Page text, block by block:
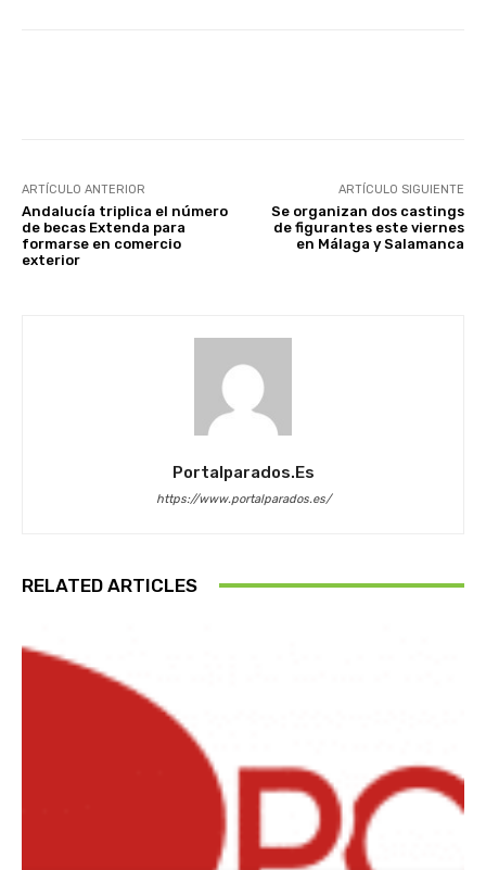
ARTÍCULO ANTERIOR
Andalucía triplica el número
de becas Extenda para
formarse en comercio
exterior
ARTÍCULO SIGUIENTE
Se organizan dos castings
de figurantes este viernes
en Málaga y Salamanca
Portalparados.es
https://www.portalparados.es/
RELATED ARTICLES